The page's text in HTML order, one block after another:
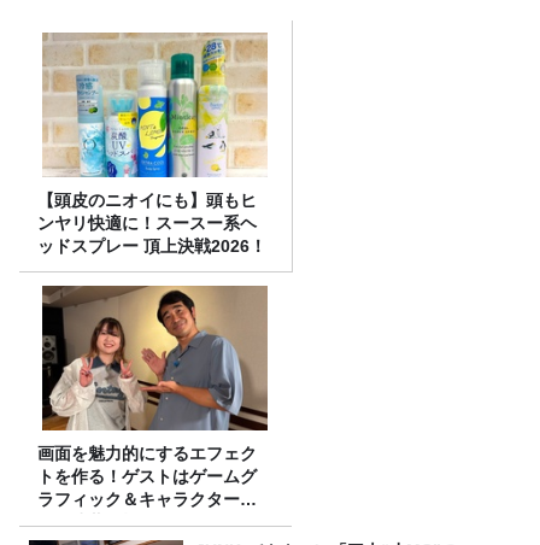
【頭皮のニオイにも】頭もヒ
ンヤリ快適に！スースー系ヘ
ッドスプレー 頂上決戦2026！
画面を魅力的にするエフェク
トを作る！ゲストはゲームグ
ラフィック＆キャラクター専
攻の遠藤里桜さん！